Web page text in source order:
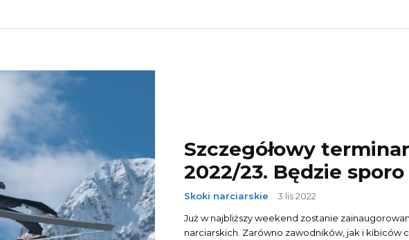
Szczegółowy
2022/23. Będzie
Skoki narciarskie
3 lis 2022
Już w najbliższy weekend zostanie
narciarskich. Zarówno zawodników, jak i kibiców